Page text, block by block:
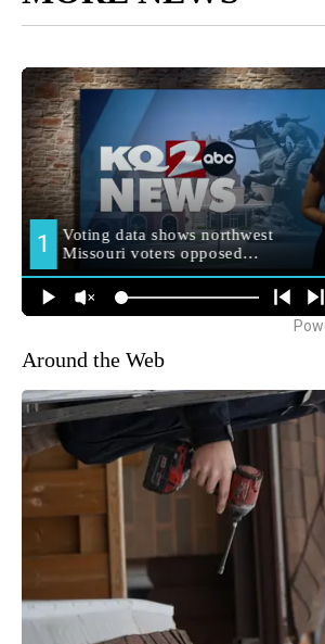
Around the Web